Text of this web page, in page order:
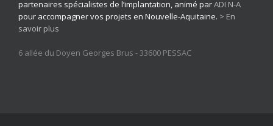
partenaires spécialistes de l’implantation, animé parADI N-A
pour accompagner vos projets en Nouvelle-Aquitaine. > En
savoir plus
6 allée du Doyen Georges Brus - 33600 PESSAC